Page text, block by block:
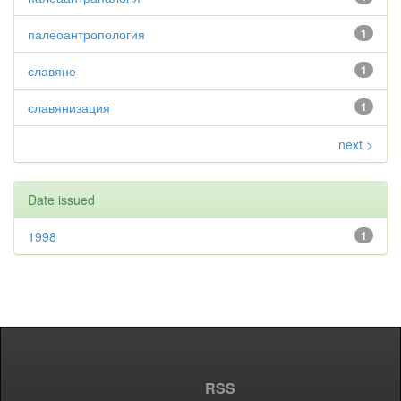
1
палеоантропология
1
славяне
1
славянизация
next >
Date issued
1
1998
RSS